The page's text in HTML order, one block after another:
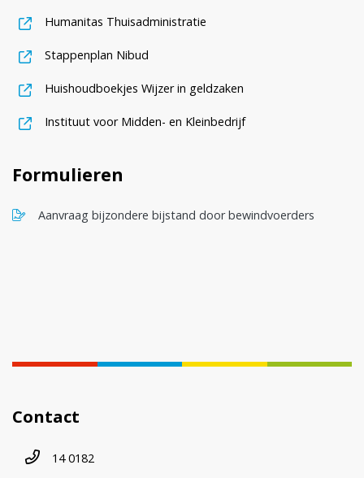
Humanitas Thuisadministratie
Stappenplan Nibud
Huishoudboekjes Wijzer in geldzaken
Instituut voor Midden- en Kleinbedrijf, opent in nieuw
Formulieren
Aanvraag bijzondere bijstand door bewindvoerders
, opent in nieuw tabblad
Contact
Telefoonnummer
14 0182